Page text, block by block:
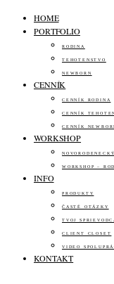
HOME
PORTFOLIO
RODINA
TEHOTENSTVO
NEWBORN
CENNÍK
CENNÍK RODINA
CENNÍK
CENNÍK
WORKSHOP
WORKSHOP –
INFO
PRODUKTY
ČASTÉ OTÁZKY
TVOJ
CLIENT CLOSET
VIDEO
KONTAKT